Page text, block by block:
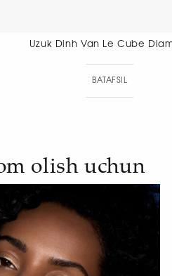
Diamant Uzuk Dinh
olish uchun